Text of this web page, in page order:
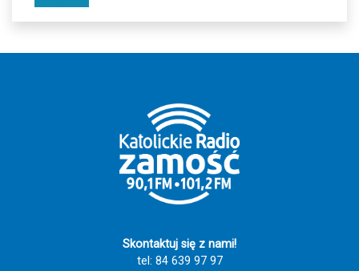
Skontaktuj się z nami!
tel: 84 639 97 97